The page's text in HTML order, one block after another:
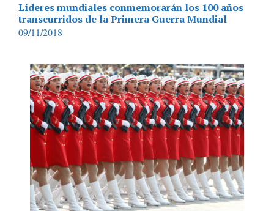
Líderes mundiales conmemorarán los 100 años
transcurridos de la Primera Guerra Mundial
09/11/2018